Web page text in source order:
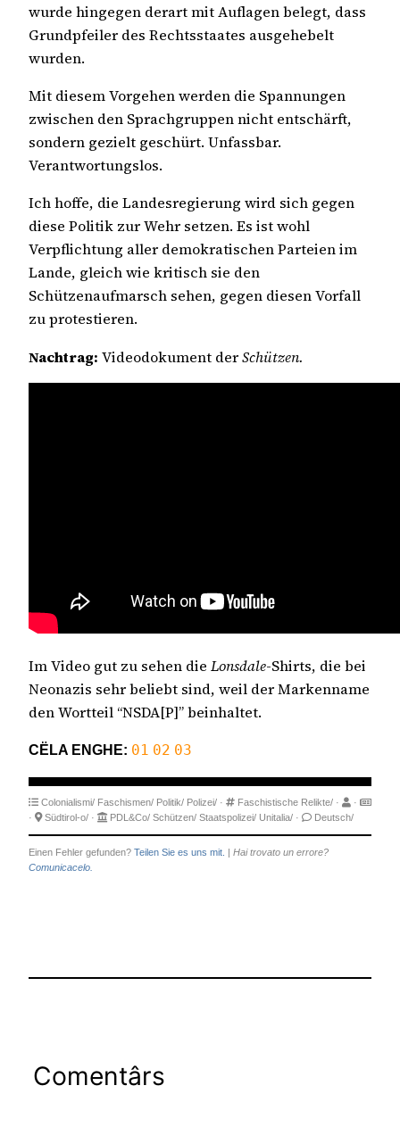
wurde hingegen derart mit Auflagen belegt, dass
Grundpfeiler des Rechtsstaates ausgehebelt
wurden.
Mit diesem Vorgehen werden die Spannungen
zwischen den Sprachgruppen nicht entschärft,
sondern gezielt geschürt. Unfassbar.
Verantwortungslos.
Ich hoffe, die Landesregierung wird sich gegen
diese Politik zur Wehr setzen. Es ist wohl
Verpflichtung aller demokratischen Parteien im
Lande, gleich wie kritisch sie den
Schützenaufmarsch sehen, gegen diesen Vorfall
zu protestieren.
Nachtrag: Videodokument derSchützen.
Im Video gut zu sehen die Lonsdale-Shirts, die bei
Neonazis sehr beliebt sind, weil der Markenname
den Wortteil “NSDA[P]” beinhaltet.
CËLA ENGHE: 01 02 03
Colonialismi/ Faschismen/ Politik/ Polizei/ · Faschistische Relikte/ ·
·
·
Südtirol-o/ · PDL&Co/ Schützen/ Staatspolizei/ Unitalia/ · Deutsch/
Einen Fehler gefunden? Teilen Sie es uns mit. | Hai trovato un errore?
Comunicacelo.
Comentârs